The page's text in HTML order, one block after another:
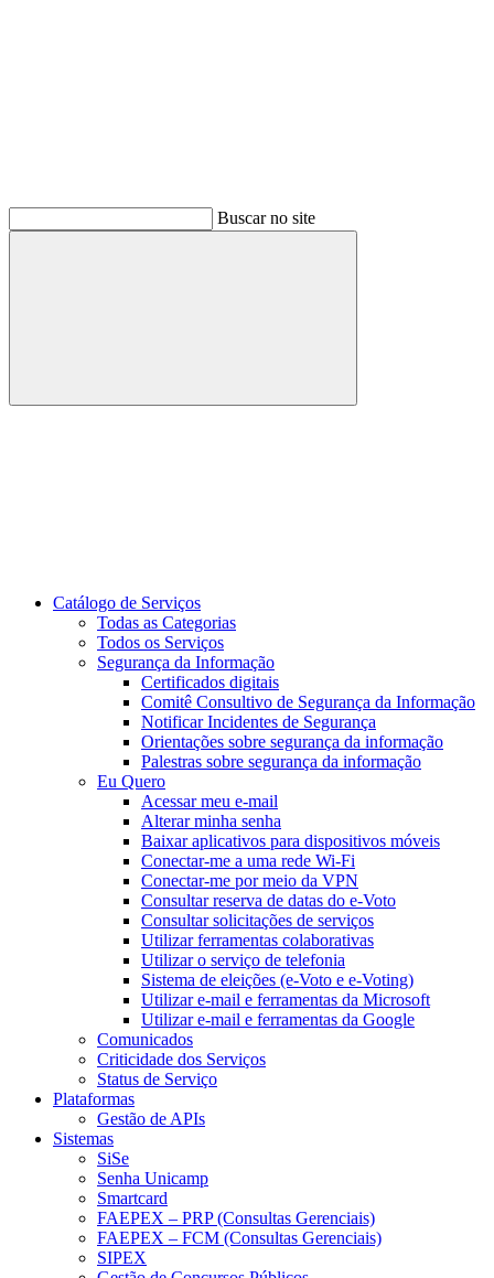
Buscar no site
Buscar
Catálogo de Serviços
Todas as Categorias
Todos os Serviços
Segurança da Informação
Certificados digitais
Comitê Consultivo de Segurança da Informação
Notificar Incidentes de Segurança
Orientações sobre segurança da informação
Palestras sobre segurança da informação
Eu Quero
Acessar meu e-mail
Alterar minha senha
Baixar aplicativos para dispositivos móveis
Conectar-me a uma rede Wi-Fi
Conectar-me por meio da VPN
Consultar reserva de datas do e-Voto
Consultar solicitações de serviços
Utilizar ferramentas colaborativas
Utilizar o serviço de telefonia
Sistema de eleições (e-Voto e e-Voting)
Utilizar e-mail e ferramentas da Microsoft
Utilizar e-mail e ferramentas da Google
Comunicados
Criticidade dos Serviços
Status de Serviço
Plataformas
Gestão de APIs
Sistemas
SiSe
Senha Unicamp
Smartcard
FAEPEX – PRP (Consultas Gerenciais)
FAEPEX – FCM (Consultas Gerenciais)
SIPEX